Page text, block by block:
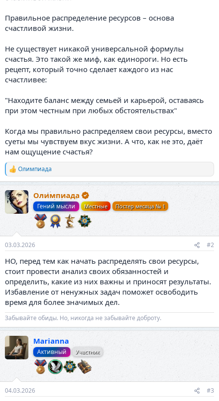
Правильное распределение ресурсов – основа
счастливой жизни.
Не существует никакой универсальной формулы
счастья. Это такой же миф, как единороги. Но есть
рецепт, который точно сделает каждого из нас
счастливее:
"Находите баланс между семьей и карьерой, оставаясь
при этом честным при любых обстоятельствах"
Когда мы правильно распределяем свои ресурсы, вместо
суеты мы чувствуем вкус жизни. А что, как не это, даёт
нам ощущение счастья?
Р
е
к
ц
Олимпиада
Олимпиада
Гений мысли Местные Постер месяца № 1
03.03.2026 #2
НО, перед тем как начать распределять свои ресурсы,
стоит провести анализ своих обязанностей и
определить, какие из них важны и приносят результаты.
Избавление от ненужных задач поможет освободить
время для более значимых дел.
Забывайте обиды. Но, никогда не забывайте доброту.
Marianna
Активный Участник
04.03.2026 #3